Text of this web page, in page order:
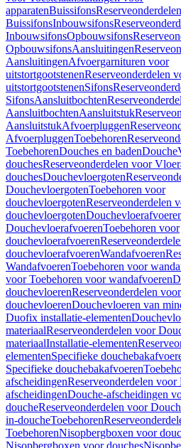
apparatenBuissifons
BuissifonsInbouwsifons
InbouwsifonsOpbouwsifons
OpbouwsifonsAansluitingen
AansluitingenAfvoergarnituren voor
uitstortgootstenenReserveonderdelen
uitstortgootstenenSifons
SifonsAansluitbochten
AansluitbochtenAansluitstuk
AansluitstukAfvoerpluggen
AfvoerpluggenToebehoren
ToebehorenDouches en badenDouche
douchesReserveonderdelen voor
douchesDouchevloergoten
DouchevloergotenToebehoren voor
douchevloergotenReserveonderdelen
douchevloergoten
DouchevloerafvoerenToebehoren voor
douchevloerafvoeren
douchevloerafvoerenWandafvoeren
WandafvoerenToebehoren voor
voor Toebehoren voor wandafvoeren
douchevloerenReserveonderdelen
douchevloerenDouchevloeren van
Duofix installatie-elementen
materiaalReserveonderdelen voor
materiaalInstallatie-elementen
elementenSpecifieke
Specifieke douchebakafvoeren
afscheidingenReserveonderdelen voor
afscheidingenDouche-afscheidingen
doucheReserveonderdelen voor
in-doucheToebehoren
ToebehorenNisopbergboxen voor
Nisopbergboxen voor douches